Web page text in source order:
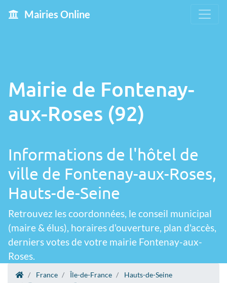
Mairies Online
Mairie de Fontenay-
aux-Roses (92)
Informations de l'hôtel de
ville de Fontenay-aux-Roses,
Hauts-de-Seine
Retrouvez les coordonnées, le conseil municipal
(maire & élus), horaires d'ouverture, plan d'accès,
derniers votes de votre mairie Fontenay-aux-
Roses.
France Île-de-France
Hauts-de-Seine